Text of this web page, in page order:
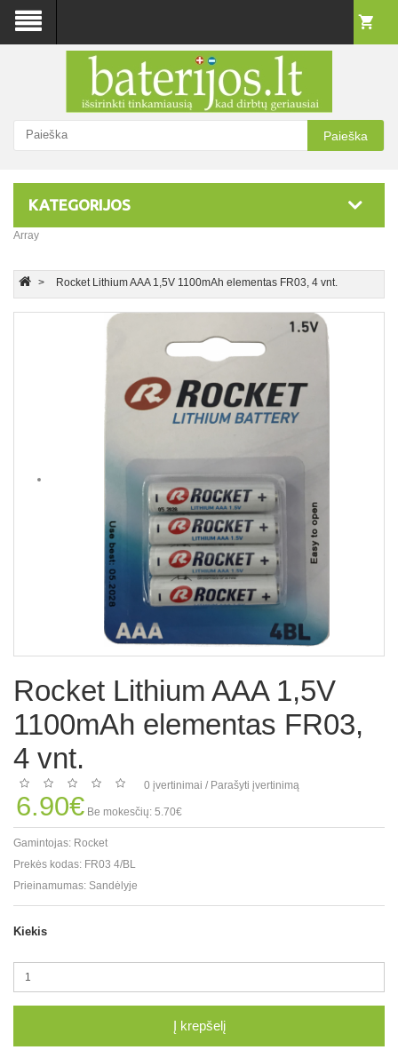
Paieška
KATEGORIJOS
Array
Rocket Lithium AAA 1,5V 1100mAh elementas FR03, 4 vnt.
Rocket Lithium AAA 1,5V
1100mAh elementas FR03,
4 vnt.
0 įvertinimai / Parašyti įvertinimą
6.90€ Be mokesčių: 5.70€
Gamintojas: Rocket
Prekės kodas: FR03 4/BL
Prieinamumas: Sandėlyje
Kiekis
Į krepšelį